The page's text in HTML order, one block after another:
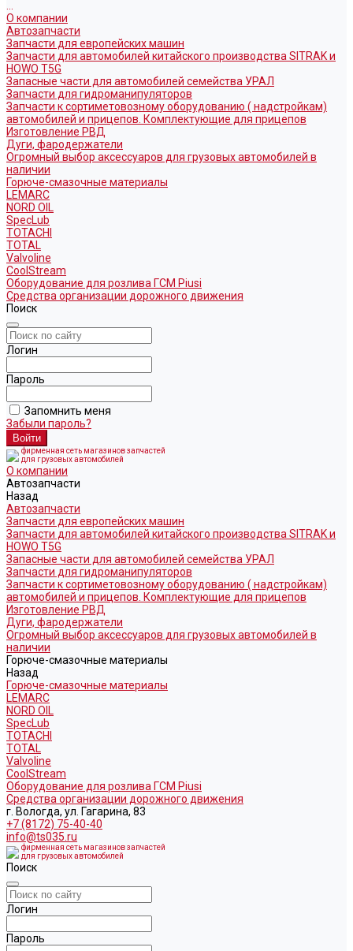
О компании
Автозапчасти
Запчасти для европейских машин
Запчасти для автомобилей китайского производства SITRAK и
HOWO T5G
Запасные части для автомобилей семейства УРАЛ
Запчасти для гидроманипуляторов
Запчасти к сортиметовозному оборудованию ( надстройкам)
автомобилей и прицепов. Комплектующие для прицепов
Изготовление РВД
Дуги, фародержатели
Огромный выбор аксессуаров для грузовых автомобилей в
наличии
Горюче-смазочные материалы
LEMARC
NORD OIL
SpecLub
TOTACHI
TOTAL
Valvoline
CoolStream
Оборудование для розлива ГСМ Piusi
Средства организации дорожного движения
Поиск
Логин
Пароль
Запомнить меня
Забыли пароль?
фирменная сеть магазинов запчастей
для грузовых автомобилей
О компании
Автозапчасти
Назад
Автозапчасти
Запчасти для европейских машин
Запчасти для автомобилей китайского производства SITRAK и
HOWO T5G
Запасные части для автомобилей семейства УРАЛ
Запчасти для гидроманипуляторов
Запчасти к сортиметовозному оборудованию ( надстройкам)
автомобилей и прицепов. Комплектующие для прицепов
Изготовление РВД
Дуги, фародержатели
Огромный выбор аксессуаров для грузовых автомобилей в
наличии
Горюче-смазочные материалы
Назад
Горюче-смазочные материалы
LEMARC
NORD OIL
SpecLub
TOTACHI
TOTAL
Valvoline
CoolStream
Оборудование для розлива ГСМ Piusi
Средства организации дорожного движения
г. Вологда, ул. Гагарина, 83
+7 (8172) 75-40-40
info@ts035.ru
фирменная сеть магазинов запчастей
для грузовых автомобилей
Поиск
Логин
Пароль